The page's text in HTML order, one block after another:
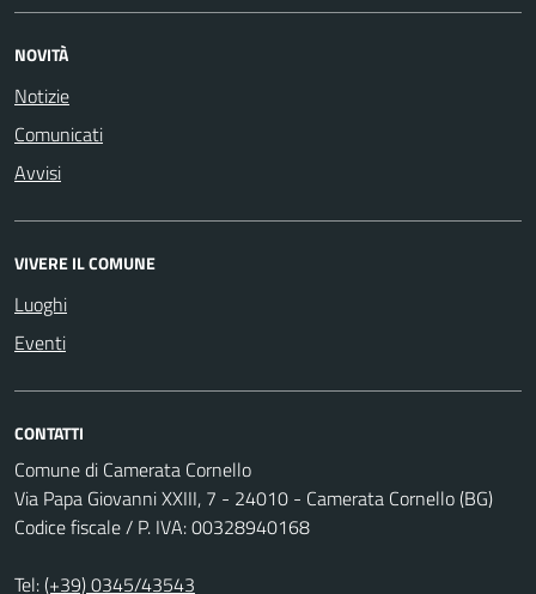
NOVITÀ
Notizie
Comunicati
Avvisi
VIVERE IL COMUNE
Luoghi
Eventi
CONTATTI
Comune di Camerata Cornello
Via Papa Giovanni XXIII, 7 - 24010 - Camerata Cornello (BG)
Codice fiscale / P. IVA: 00328940168
Tel:(+39) 0345/43543